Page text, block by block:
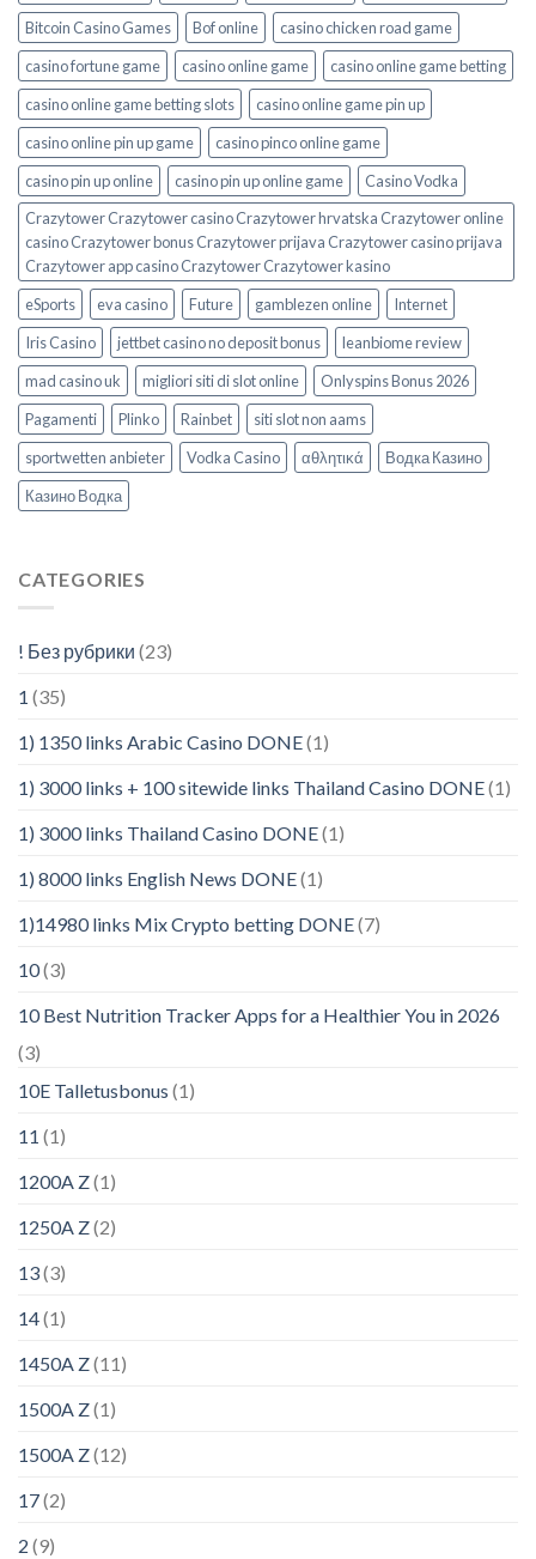
Bitcoin Casino Games
Bof online
casino chicken road game
casino fortune game
casino online game
casino online game betting
casino online game betting slots
casino online game pin up
casino online pin up game
casino pinco online game
casino pin up online
casino pin up online game
Casino Vodka
Crazytower Crazytower casino Crazytower hrvatska Crazytower online
casino Crazytower bonus Crazytower prijava Crazytower casino prijava
Crazytower app casino Crazytower Crazytower kasino
eSports
eva casino Future gamblezen online
Internet
Iris Casino
jettbet casino no deposit bonus
leanbiome review
mad casino uk
migliori siti di slot online
Onlyspins Bonus 2026
Pagamenti
Plinko Rainbet
siti slot non aams
sportwetten anbieter
Vodka Casino αθλητικά
Водка Казино
Казино Водка
CATEGORIES
! Без рубрики (23)
1 (35)
1) 1350 links Arabic Casino DONE(1)
1) 3000 links + 100 sitewide links Thailand Casino DONE(1)
1) 3000 links Thailand Casino DONE(1)
1) 8000 links English News DONE(1)
1)14980 links Mix Crypto betting DONE(7)
10(3)
10 Best Nutrition Tracker Apps for a Healthier You in 2026
(3)
10E Talletusbonus (1)
11 (1)
1200A Z(1)
1250A Z(2)
13(3)
14(1)
1450A Z(11)
1500A Z(1)
1500A Z(12)
17(2)
2 (9)